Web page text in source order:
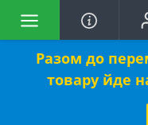
Разом до
товару йде